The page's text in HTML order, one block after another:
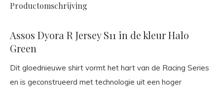
Productomschrijving
Assos Dyora R Jersey S11 in de kleur Halo
Green
Dit gloednieuwe shirt vormt het hart van de Racing Series
en is geconstrueerd met technologie uit een hoger